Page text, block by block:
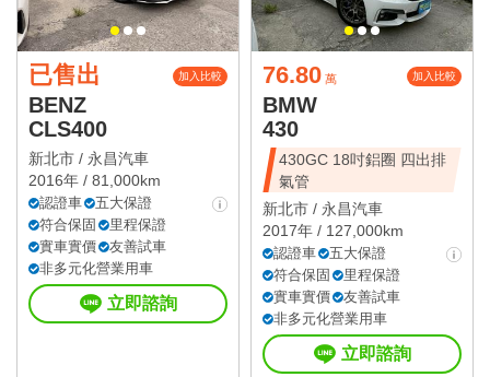
已售出 加入比較
BENZ
CLS400
新北市 / 永昌汽車
2016年 / 81,000km
認證車
五大保證
符合保固
里程保證
實車實價
友善試車
非多元化營業用車
立即諮詢
76.80 萬 加入比較
BMW
430
430GC 18吋鋁圈 四出排
氣管
新北市 / 永昌汽車
2017年 / 127,000km
認證車
五大保證
符合保固
里程保證
實車實價
友善試車
非多元化營業用車
立即諮詢